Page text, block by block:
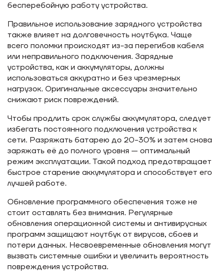
бесперебойную работу устройства.
Правильное использование зарядного устройства
также влияет на долговечность ноутбука. Чаще
всего поломки происходят из-за перегибов кабеля
или неправильного подключения. Зарядные
устройства, как и аккумуляторы, должны
использоваться аккуратно и без чрезмерных
нагрузок. Оригинальные аксессуары значительно
снижают риск повреждений.
Чтобы продлить срок службы аккумулятора, следует
избегать постоянного подключения устройства к
сети. Разряжать батарею до 20-30% и затем снова
заряжать её до полного уровня — оптимальный
режим эксплуатации. Такой подход предотвращает
быстрое старение аккумулятора и способствует его
лучшей работе.
Обновление программного обеспечения тоже не
стоит оставлять без внимания. Регулярные
обновления операционной системы и антивирусных
программ защищают ноутбук от вирусов, сбоев и
потери данных. Несвоевременные обновления могут
вызвать системные ошибки и увеличить вероятность
повреждения устройства.